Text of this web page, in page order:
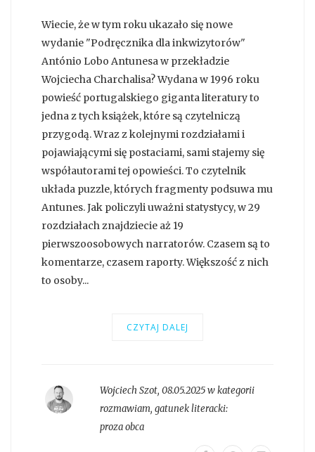
Wiecie, że w tym roku ukazało się nowe
wydanie "Podręcznika dla inkwizytorów"
António Lobo Antunesa w przekładzie
Wojciecha Charchalisa? Wydana w 1996 roku
powieść portugalskiego giganta literatury to
jedna z tych książek, które są czytelniczą
przygodą. Wraz z kolejnymi rozdziałami i
pojawiającymi się postaciami, sami stajemy się
współautorami tej opowieści. To czytelnik
układa puzzle, których fragmenty podsuwa mu
Antunes. Jak policzyli uważni statystycy, w 29
rozdziałach znajdziecie aż 19
pierwszoosobowych narratorów. Czasem są to
komentarze, czasem raporty. Większość z nich
to osoby...
CZYTAJ DALEJ
Wojciech Szot, 08.05.2025 w kategorii
rozmawiam, gatunek literacki:
proza obca